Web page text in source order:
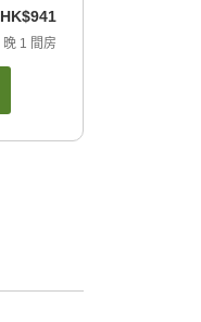
HK$941
晚 1 間房